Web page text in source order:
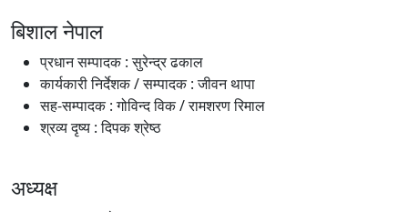
बिशाल नेपाल
प्रधान सम्पादक : सुरेन्द्र ढकाल
कार्यकारी निर्देशक / सम्पादक : जीवन थापा
सह-सम्पादक : गोविन्द विक / रामशरण रिमाल
श्रव्य दृष्य : दिपक श्रेष्ठ
अध्यक्ष